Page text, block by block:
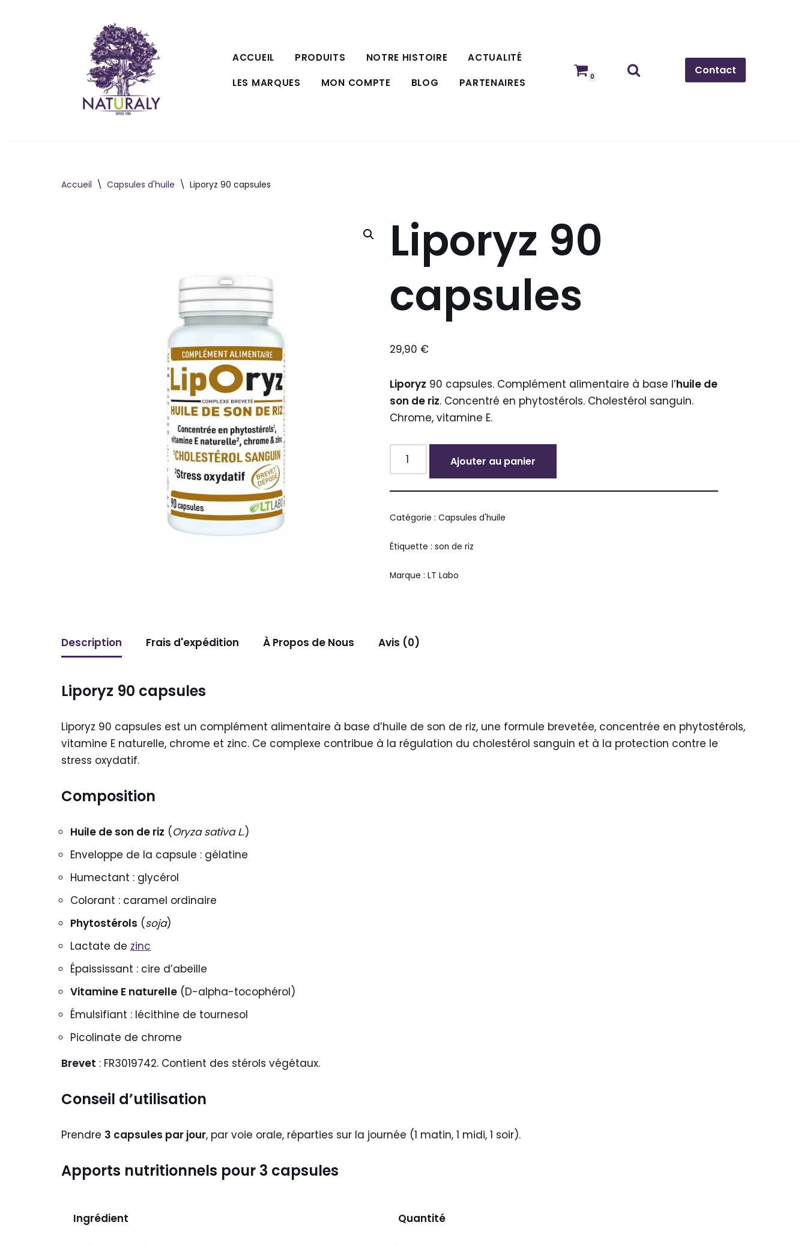
ACCUEIL PRODUITS NOTRE HISTOIRE
ACTUALITÉ
LES MARQUES
MON COMPTE BLOG PARTENAIRES 0 Contact
Accueil \ Capsules d'huile \ Liporyz 90 capsules
Liporyz 90
capsules
29,90 €
Liporyz 90 capsules. Complément alimentaire à base l’huile de
son de riz. Concentré en phytostérols. Cholestérol sanguin.
Chrome, vitamine E.
Ajouter au panier
Alternative:
Catégorie :Capsules d'huile
Étiquette :son de riz
Marque :LT Labo
Description Frais d'expédition À Propos de Nous Avis (0)
Liporyz 90 capsules
Liporyz 90 capsules est un complément alimentaire à base d’huile de son de riz, une formule brevetée, concentrée en phytostérols,
vitamine E naturelle, chrome et zinc. Ce complexe contribue à la régulation du cholestérol sanguin et à la protection contre le
stress oxydatif.
Composition
Huile de son de riz (Oryza sativa L.)
Enveloppe de la capsule : gélatine
Humectant : glycérol
Colorant : caramel ordinaire
Phytostérols (soja)
Lactate de zinc
Épaississant : cire d’abeille
Vitamine E naturelle (D-alpha-tocophérol)
Émulsifiant : lécithine de tournesol
Picolinate de chrome
Brevet : FR3019742. Contient des stérols végétaux.
Conseil d’utilisation
Prendre 3 capsules par jour, par voie orale, réparties sur la journée (1 matin, 1 midi, 1 soir).
Apports nutritionnels pour 3 capsules
Ingrédient Quantité